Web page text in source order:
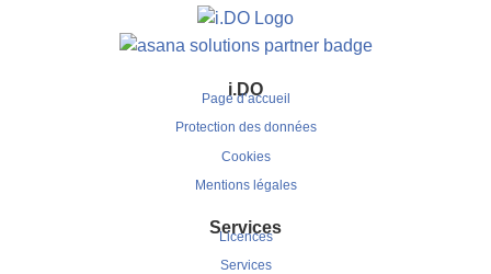
i.DO
Page d’accueil
Protection des données
Cookies
Mentions légales
Services
Licences
Services